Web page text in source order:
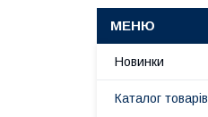
Новинки
Каталог товарів